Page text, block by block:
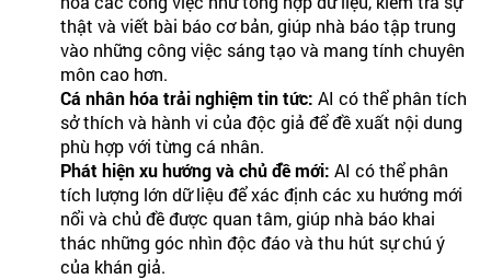
thật và viết bài báo cơ bản, giúp nhà báo tập trung
vào những công việc sáng tạo và mang tính chuyên
môn cao hơn.
Cá nhân hóa trải nghiệm tin tức: AI có thể phân tích
sở thích và hành vi của độc giả để đề xuất nội dung
phù hợp với từng cá nhân.
Phát hiện xu hướng và chủ đề mới: AI có thể phân
tích lượng lớn dữ liệu để xác định các xu hướng mới
nổi và chủ đề được quan tâm, giúp nhà báo khai
thác những góc nhìn độc đáo và thu hút sự chú ý
của khán giả.